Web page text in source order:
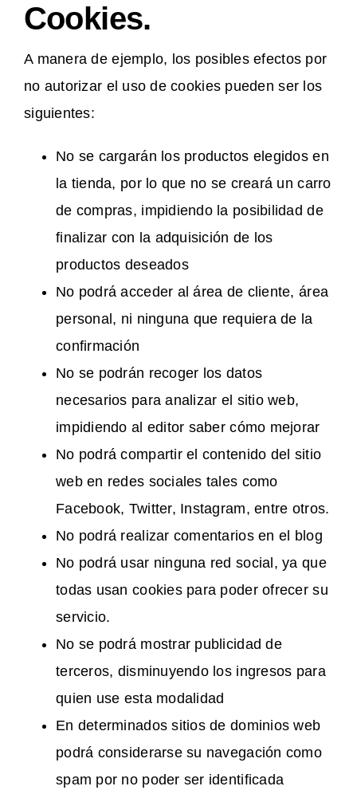
Cookies.
A manera de ejemplo, los posibles efectos por
no autorizar el uso de cookies pueden ser los
siguientes:
No se cargarán los productos elegidos en
la tienda, por lo que no se creará un carro
de compras, impidiendo la posibilidad de
finalizar con la adquisición de los
productos deseados
No podrá acceder al área de cliente, área
personal, ni ninguna que requiera de la
confirmación
No se podrán recoger los datos
necesarios para analizar el sitio web,
impidiendo al editor saber cómo mejorar
No podrá compartir el contenido del sitio
web en redes sociales tales como
Facebook, Twitter, Instagram, entre otros.
No podrá realizar comentarios en el blog
No podrá usar ninguna red social, ya que
todas usan cookies para poder ofrecer su
servicio.
No se podrá mostrar publicidad de
terceros, disminuyendo los ingresos para
quien use esta modalidad
En determinados sitios de dominios web
podrá considerarse su navegación como
spam por no poder ser identificada